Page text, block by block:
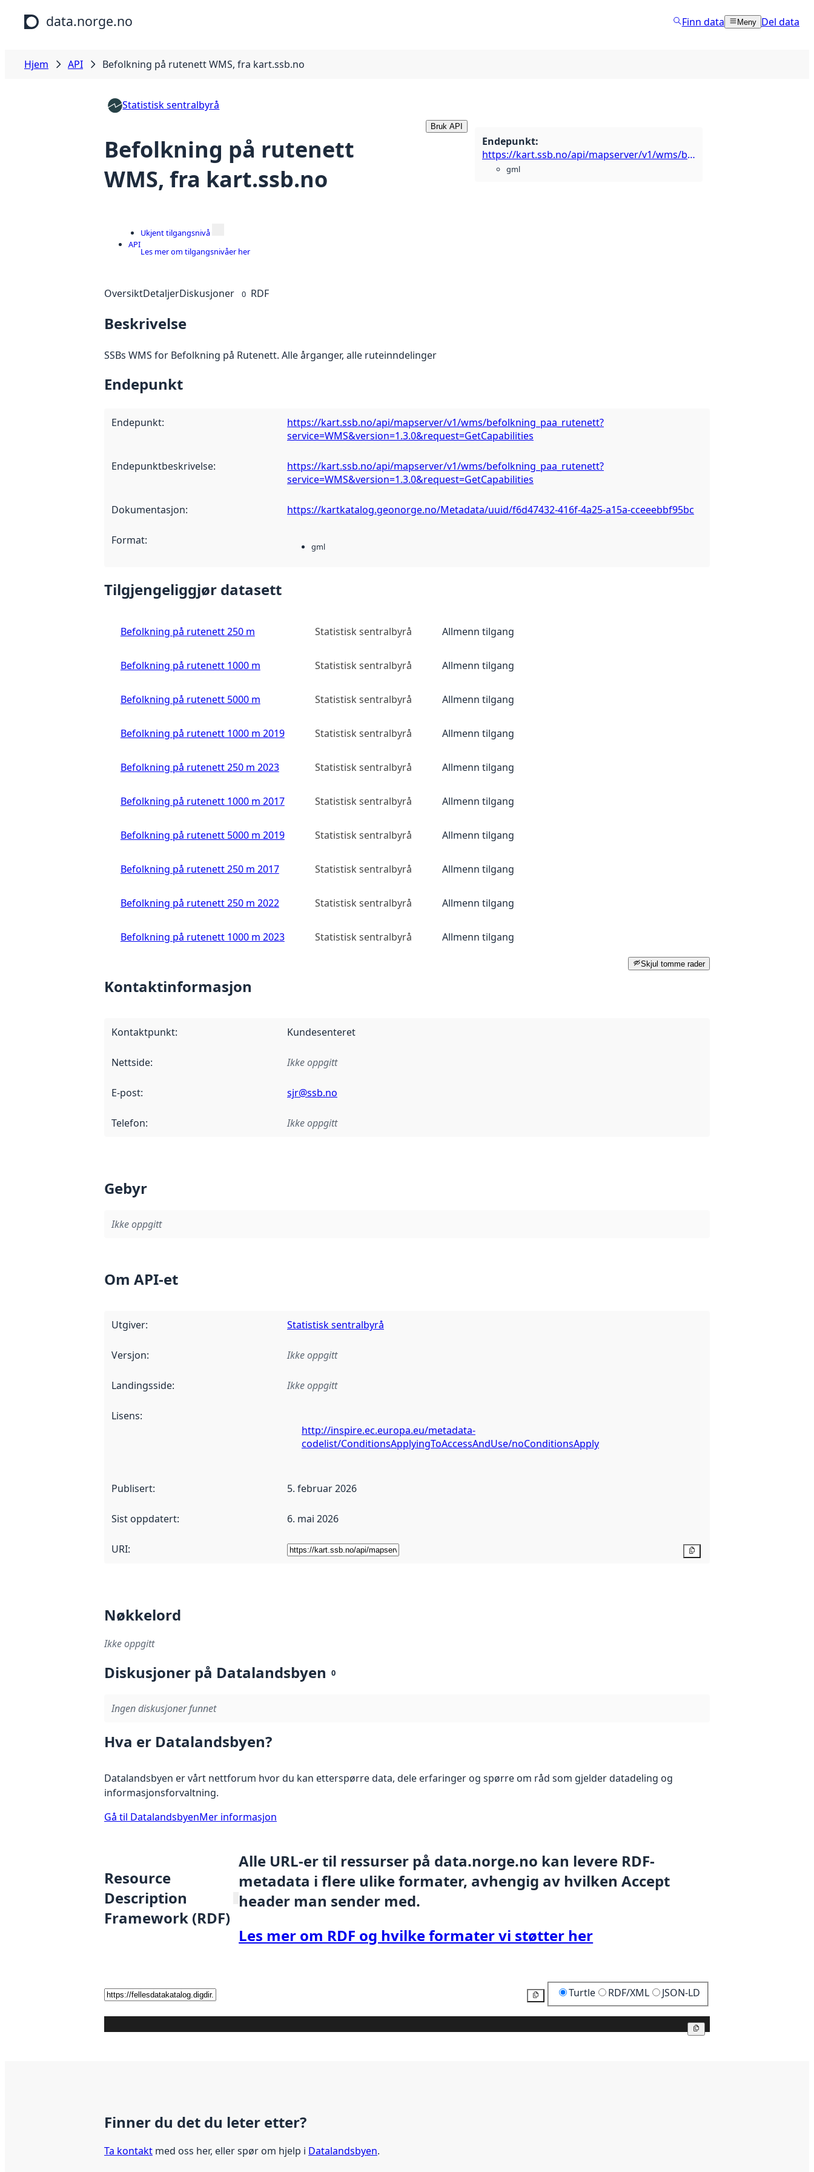
Hopp til hovedinnhold
data.norge.no Finn data Meny Del data
Hjem API Befolkning på rutenett WMS, fra kart.ssb.no
Statistisk sentralbyrå
Befolkning på rutenett
WMS, fra kart.ssb.no
Bruk API
Endepunkt:
https://kart.ssb.no/api/mapserver/v1/wms/befolkning_paa_rutenett?service=WMS&version=1.3.0&request=GetCapabilities
gml
API
Ukjent tilgangsnivå
Les mer om tilgangsnivåer her
OversiktDetaljerDiskusjoner 0 RDF
Beskrivelse
SSBs WMS for Befolkning på Rutenett. Alle årganger, alle ruteinndelinger
Endepunkt
Endepunkt:
https://kart.ssb.no/api/mapserver/v1/wms/befolkning_paa_rutenett?
service=WMS&version=1.3.0&request=GetCapabilities
Endepunktbeskrivelse:
https://kart.ssb.no/api/mapserver/v1/wms/befolkning_paa_rutenett?
service=WMS&version=1.3.0&request=GetCapabilities
Dokumentasjon: https://kartkatalog.geonorge.no/Metadata/uuid/f6d47432-416f-4a25-a15a-cceeebbf95bc
Format: gml
Tilgjengeliggjør datasett
Befolkning på rutenett 250 m Statistisk sentralbyrå Allmenn tilgang
Befolkning på rutenett 1000 m Statistisk sentralbyrå Allmenn tilgang
Befolkning på rutenett 5000 m Statistisk sentralbyrå Allmenn tilgang
Befolkning på rutenett 1000 m 2019 Statistisk sentralbyrå Allmenn tilgang
Befolkning på rutenett 250 m 2023 Statistisk sentralbyrå Allmenn tilgang
Befolkning på rutenett 1000 m 2017 Statistisk sentralbyrå Allmenn tilgang
Befolkning på rutenett 5000 m 2019 Statistisk sentralbyrå Allmenn tilgang
Befolkning på rutenett 250 m 2017 Statistisk sentralbyrå Allmenn tilgang
Befolkning på rutenett 250 m 2022 Statistisk sentralbyrå Allmenn tilgang
Befolkning på rutenett 1000 m 2023 Statistisk sentralbyrå Allmenn tilgang
Skjul tomme rader
Kontaktinformasjon
Kontaktpunkt: Kundesenteret
Nettside: Ikke oppgitt
E-post: sjr@ssb.no
Telefon: Ikke oppgitt
Gebyr
Ikke oppgitt
Om API-et
Utgiver: Statistisk sentralbyrå
Versjon: Ikke oppgitt
Landingsside: Ikke oppgitt
Lisens:
http://inspire.ec.europa.eu/metadata-
codelist/ConditionsApplyingToAccessAndUse/noConditionsApply
Publisert: 5. februar 2026
Sist oppdatert: 6. mai 2026
URI:
Nøkkelord
Ikke oppgitt
Diskusjoner på Datalandsbyen 0
Ingen diskusjoner funnet
Hva er Datalandsbyen?
Datalandsbyen er vårt nettforum hvor du kan etterspørre data, dele erfaringer og spørre om råd som gjelder datadeling og
informasjonsforvaltning.
Gå til DatalandsbyenMer informasjon
Resource
Description
Framework (RDF)
Alle URL-er til ressurser på data.norge.no kan levere RDF-
metadata i flere ulike formater, avhengig av hvilken Accept
header man sender med.
Les mer om RDF og hvilke formater vi støtter her
Kopier Turtle RDF/XML JSON-LD
Finner du det du leter etter?
Ta kontakt med oss her, eller spør om hjelp i Datalandsbyen.